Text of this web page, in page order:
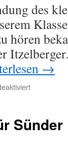
zu
des
hören
→
für
Ziel
Sünder